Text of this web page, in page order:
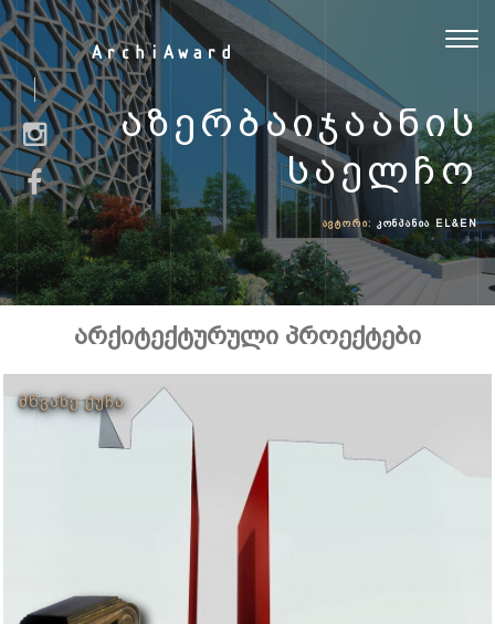
ArchiAward
ᲐᲖᲔᲠᲑᲐᲘᲯᲐᲐᲜᲘᲡ
ᲡᲐᲔᲚᲩᲝ
ᲐᲕᲢᲝᲠᲘ: ᲙᲝᲜᲞᲐᲜᲘᲐ EL&EN
არქიტექტურული პროექტები
ᲛᲬᲕᲐᲜᲔ ᲥᲣᲩᲐ